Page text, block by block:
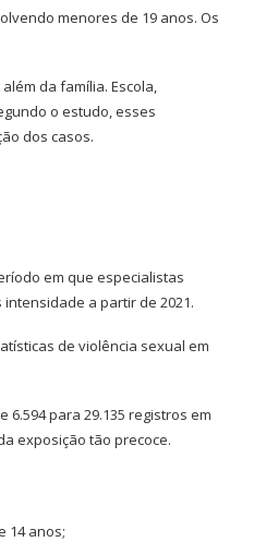
menores de 19 anos. Os
da família. Escola,
o estudo, esses
dos casos.
em que especialistas
a partir de 2021.
de violência sexual em
para 29.135 registros em
exposição tão precoce.
14 anos;